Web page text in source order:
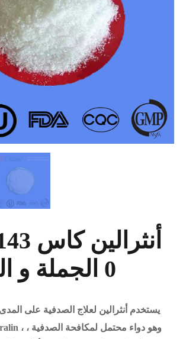
0 الجملة و السائبة
يستخدم أنثرالين لعلاج الصدفية على